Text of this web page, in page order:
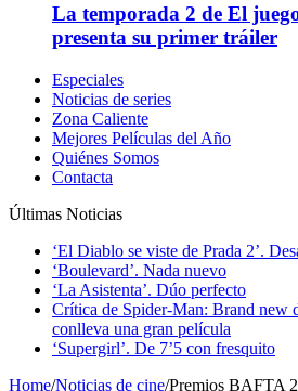
La temporada 2 de El
presenta su primer tráiler
Especiales
Noticias de series
Zona Caliente
Mejores Películas del Año
Quiénes Somos
Contacta
Últimas Noticias
‘El Diablo se viste de Prada 2’.
‘Boulevard’. Nada nuevo
‘La Asistenta’. Dúo perfecto
Crítica de Spider-Man: Brand new
conlleva una gran película
‘Supergirl’. De 7’5 con fresquito
Home/Noticias de cine/Premios BAFTA